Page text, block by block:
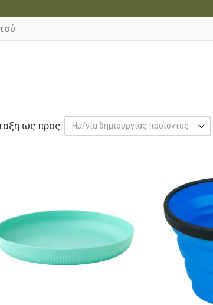
ως προς Ημ/νία δημιουργίας προϊόντος
ματιά
Προσθήκη στα
Προσθήκη για
Γρήγορη ματιά